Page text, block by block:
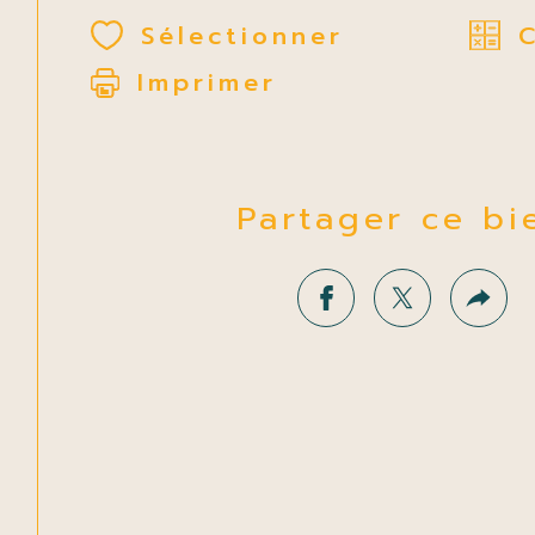
Sélectionner
Imprimer
Partager ce